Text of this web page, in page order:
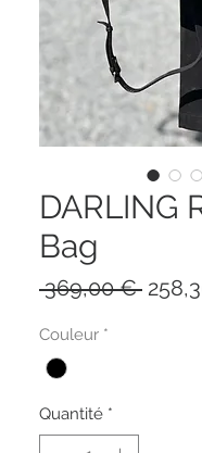
DARLING
Bag
369,00 € Prix
Couleur *
Quantité *